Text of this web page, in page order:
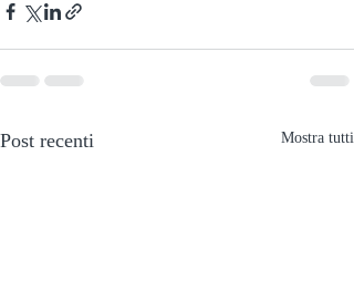
Post recenti Mostra tutti